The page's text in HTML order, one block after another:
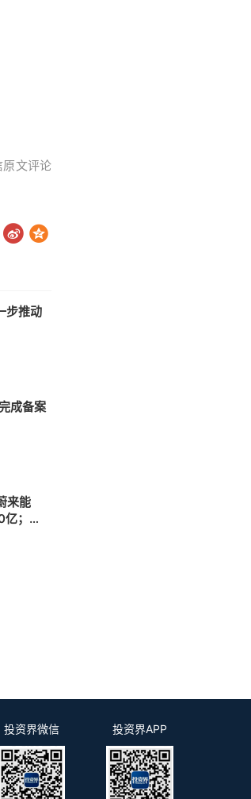
原文评论
步推动
成备案
来能
；北
投资界微信 投资界APP